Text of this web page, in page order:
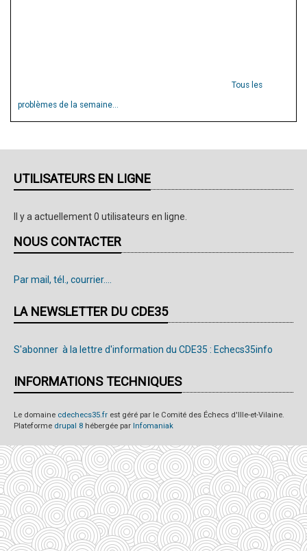
Tous les
problèmes de la semaine...
UTILISATEURS EN LIGNE
Il y a actuellement 0 utilisateurs en ligne.
NOUS CONTACTER
Par mail, tél., courrier....
LA NEWSLETTER DU CDE35
S'abonner à la lettre d'information du CDE35 : Echecs35info
INFORMATIONS TECHNIQUES
Le domaine cdechecs35.fr est géré par le Comité des Échecs d'Ille-et-Vilaine.
Plateforme drupal 8 hébergée par Infomaniak